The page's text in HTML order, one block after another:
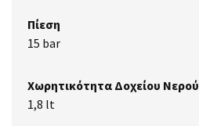
Πίεση
15 bar
Χωρητικότητα Δοχείου Νερού
1,8 lt